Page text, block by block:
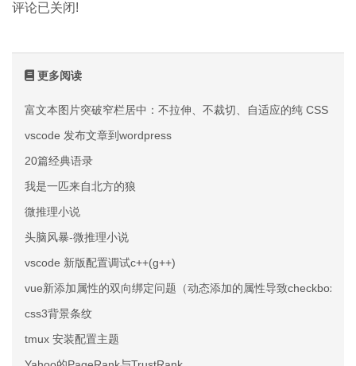
评论已关闭!
更多阅读
富文本图片突破窄栏居中：不拉伸、不裁切、自适应的纯 CSS 方案
vscode 发布文章到wordpress
20篇经典语录
我是一匹来自北方的狼
微推理小说
头脑风暴-微推理小说
vscode 新版配置调试c++(g++)
vue新添加属性的双向绑定问题（动态添加的属性导致checkbox不
css3背景条纹
tmux 安装配置主题